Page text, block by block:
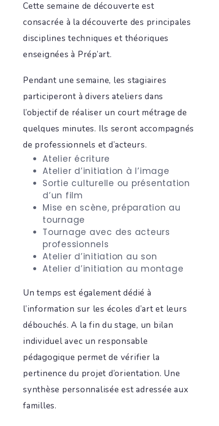
Cette semaine de découverte est
consacrée à la découverte des principales
disciplines techniques et théoriques
enseignées à Prép’art.
Pendant une semaine, les stagiaires
participeront à divers ateliers dans
l’objectif de réaliser un court métrage de
quelques minutes. Ils seront accompagnés
de professionnels et d’acteurs.
Atelier écriture
Atelier d’initiation à l’image
Sortie culturelle ou présentation
d’un film
Mise en scène, préparation au
tournage
Tournage avec des acteurs
professionnels
Atelier d’initiation au son
Atelier d’initiation au montage
Un temps est également dédié à
l’information sur les écoles d’art et leurs
débouchés. A la fin du stage, un bilan
individuel avec un responsable
pédagogique permet de vérifier la
pertinence du projet d’orientation. Une
synthèse personnalisée est adressée aux
familles.